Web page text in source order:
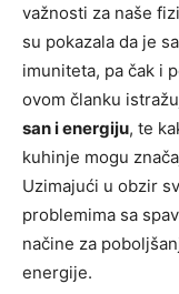
važnosti za naše
su pokazala da je
imuniteta, pa čak i
ovom članku
san i energiju, te
kuhinje mogu
Uzimajući u obzir
problemima sa
načine za
energije.